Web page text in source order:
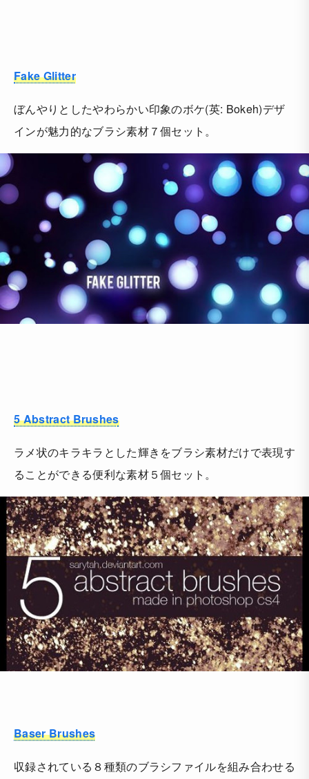
Fake Glitter
ぼんやりとしたやわらかい印象のボケ(英: Bokeh)デザ
インが魅力的なブラシ素材７個セット。
5 Abstract Brushes
ラメ状のキラキラとした輝きをブラシ素材だけで表現す
ることができる便利な素材５個セット。
Baser Brushes
収録されている８種類のブラシファイルを組み合わせる